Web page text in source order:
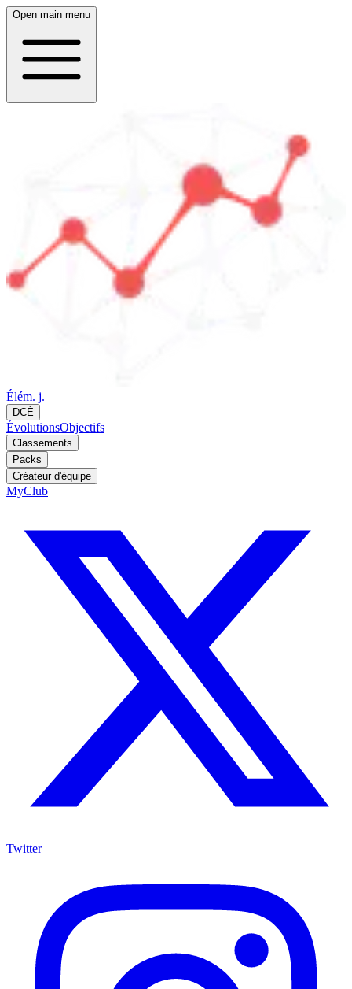
Open main menu
Élém. j.
DCÉ
ÉvolutionsObjectifs
Classements
Packs
Créateur d'équipe
MyClub
Twitter